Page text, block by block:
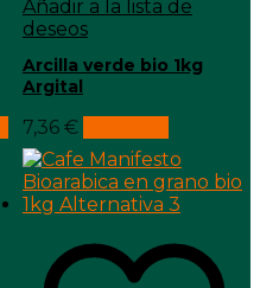
Añadir a la lista de
deseos
Arcilla verde bio 1kg
Argital
7,36 €